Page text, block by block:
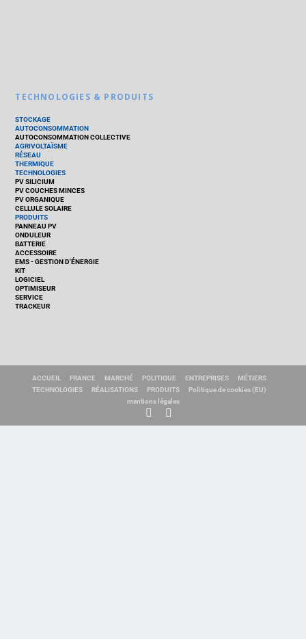
TECHNOLOGIES & PRODUITS
STOCKAGE
AUTOCONSOMMATION
AUTOCONSOMMATION COLLECTIVE
AGRIVOLTAÏSME
RÉSEAU
THERMIQUE
TECHNOLOGIES
PV SILICIUM
PV COUCHES MINCES
PV ORGANIQUE
CELLULE SOLAIRE
PRODUITS
PANNEAU PV
ONDULEUR
BATTERIE
ACCESSOIRE
EMS - GESTION D'ÉNERGIE
KIT
LOGICIEL
OPTIMISEUR
SERVICE
TRACKEUR
ACCUEIL FRANCE MARCHÉ POLITIQUE ENTREPRISES
MÉTIERS
TECHNOLOGIES
RÉALISATIONS PRODUITS
Politique de cookies (EU)
mentions légales